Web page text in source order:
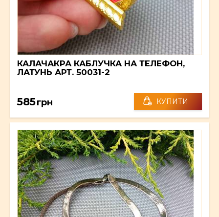
КАЛАЧАКРА КАБЛУЧКА НА ТЕЛЕФОН,
ЛАТУНЬ АРТ. 50031-2
585грн КУПИТИ